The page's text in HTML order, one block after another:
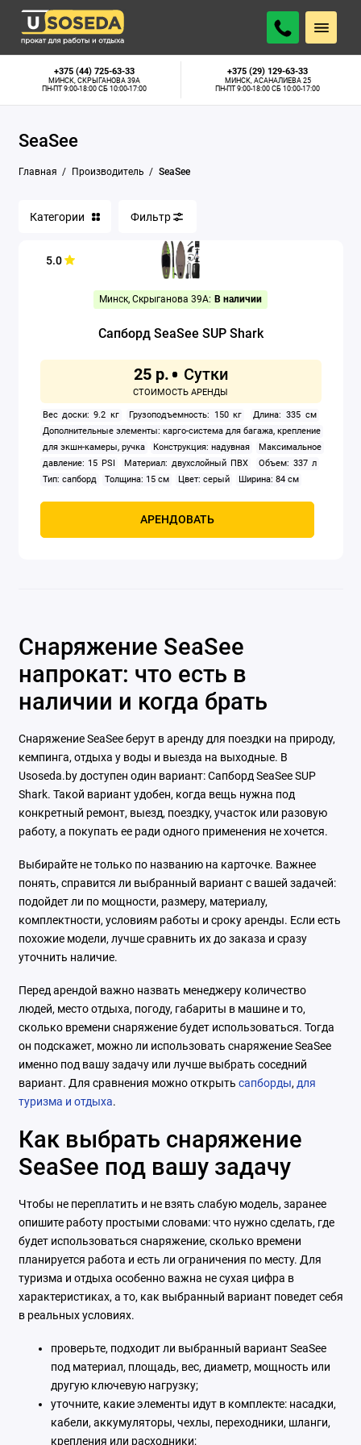
+375 (44) 725-63-33
МИНСК, СКРЫГАНОВА 39А
ПН-ПТ 9:00-18:00 СБ 10:00-17:00
+375 (29) 129-63-33
МИНСК, АСАНАЛИЕВА 25
ПН-ПТ 9:00-18:00 СБ 10:00-17:00
SeaSee
Главная Производитель SeaSee
Категории Фильтр
5.0
Минск, Скрыганова 39А: В наличии
Сапборд SeaSee SUP Shark
25 р.
Вес доски: 9.2 кг Грузоподъемность: 150 кг
Длина: 335 см
Дополнительные элементы: карго-система для багажа, крепление
для экшн-камеры, ручка
Конструкция: надувная
Максимальное
давление: 15 PSI
Материал: двухслойный ПВХ
Объем: 337 л
Тип: сапборд
Толщина: 15 см Цвет: серый Ширина: 84 см
АРЕНДОВАТЬ
Снаряжение SeaSee
напрокат: что есть в
наличии и когда брать
Снаряжение SeaSee берут в аренду для поездки на природу,
кемпинга, отдыха у воды и выезда на выходные. В
Usoseda.by доступен один вариант: Сапборд SeaSee SUP
Shark. Такой вариант удобен, когда вещь нужна под
конкретный ремонт, выезд, поездку, участок или разовую
работу, а покупать ее ради одного применения не хочется.
Выбирайте не только по названию на карточке. Важнее
понять, справится ли выбранный вариант с вашей задачей:
подойдет ли по мощности, размеру, материалу,
комплектности, условиям работы и сроку аренды. Если есть
похожие модели, лучше сравнить их до заказа и сразу
уточнить наличие.
Перед арендой важно назвать менеджеру количество
людей, место отдыха, погоду, габариты в машине и то,
сколько времени снаряжение будет использоваться. Тогда
он подскажет, можно ли использовать снаряжение SeaSee
именно под вашу задачу или лучше выбрать соседний
вариант. Для сравнения можно открыть сапборды,для
туризма и отдыха.
Как выбрать снаряжение
SeaSee под вашу задачу
Чтобы не переплатить и не взять слабую модель, заранее
опишите работу простыми словами: что нужно сделать, где
будет использоваться снаряжение, сколько времени
планируется работа и есть ли ограничения по месту. Для
туризма и отдыха особенно важна не сухая цифра в
характеристиках, а то, как выбранный вариант поведет себя
в реальных условиях.
проверьте, подходит ли выбранный вариант SeaSee
под материал, площадь, вес, диаметр, мощность или
другую ключевую нагрузку;
уточните, какие элементы идут в комплекте: насадки,
кабели, аккумуляторы, чехлы, переходники, шланги,
крепления или расходники;